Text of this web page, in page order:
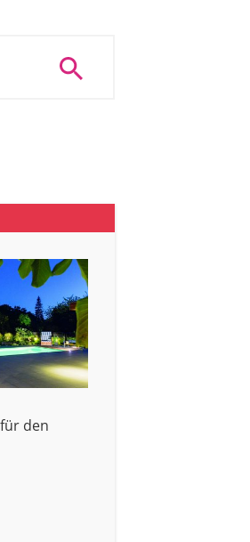
den